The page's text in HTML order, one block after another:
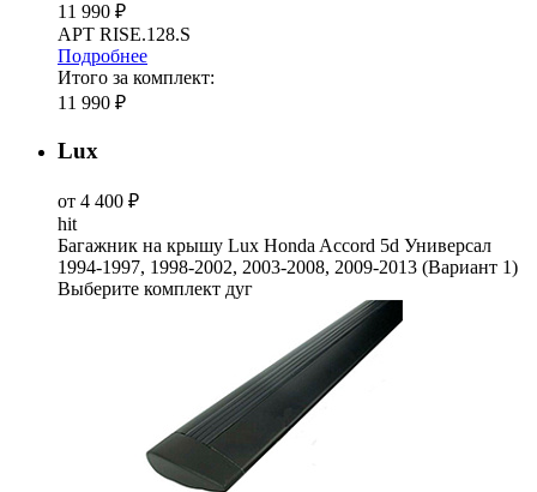
11 990 ₽
АРТ RISE.128.S
Подробнее
Итого за комплект:
11 990 ₽
Lux
от 4 400 ₽
hit
Багажник на крышу Lux Honda Accord 5d Универсал
1994-1997, 1998-2002, 2003-2008, 2009-2013 (Вариант 1)
Выберите комплект дуг